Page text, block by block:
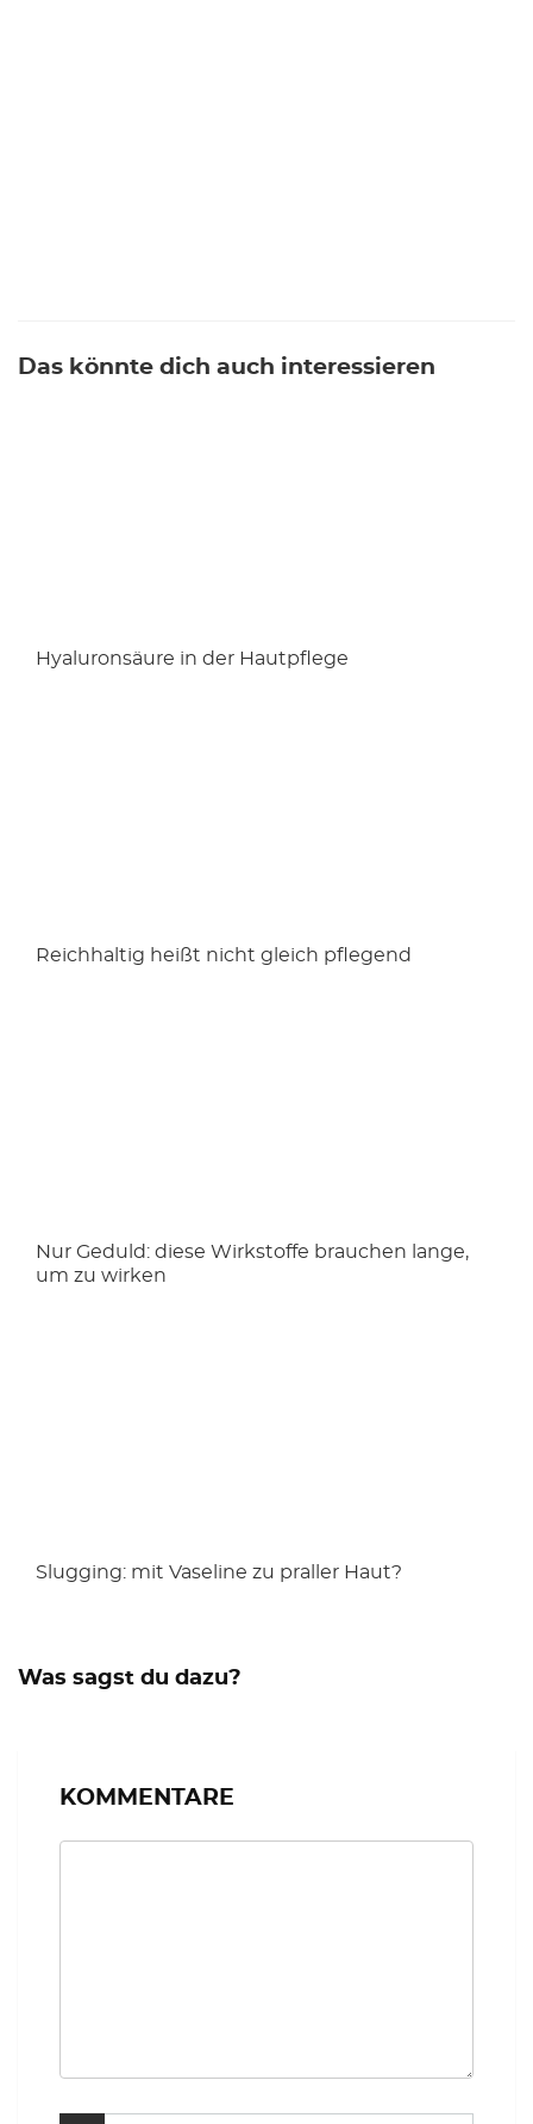
Das könnte dich auch interessieren
Hyaluronsäure in der Hautpflege
Reichhaltig heißt nicht gleich pflegend
Nur Geduld: diese Wirkstoffe brauchen lange,
um zu wirken
Slugging: mit Vaseline zu praller Haut?
Was sagst du dazu?
KOMMENTARE